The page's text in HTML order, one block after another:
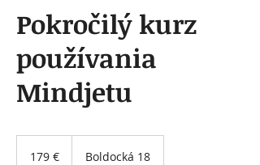
Pokročilý kurz
používania
Mindjetu
179 € Boldocká 18